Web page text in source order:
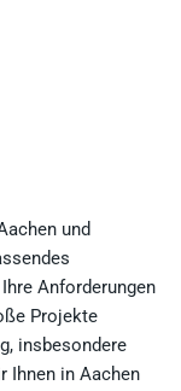
und
Anforderungen
Projekte
insbesondere
Ihnen in Aachen